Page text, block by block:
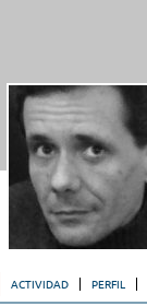
ACTIVIDAD PERFIL